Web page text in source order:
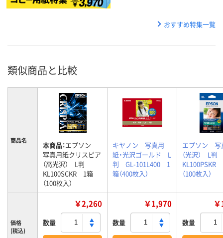
おすすめ特集一覧
類似商品と比較
商品名 本商品：エプソン
写真用紙クリスピア
（高光沢） L判
KL100SCKR 1箱
（100枚入）
キヤノン 写真用
紙・光沢ゴールド L
判 GL-101L400 1
箱（400枚入）
エプソン 写
（光沢） L
KL100PSKR
（100枚入）
価格
(税込)
￥2,260
数量
￥1,970
数量 数量